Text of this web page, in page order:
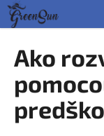
Prejsť
obsah
Ako
K
o
Č
o
p